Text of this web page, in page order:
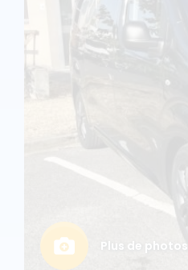
Plus de photos